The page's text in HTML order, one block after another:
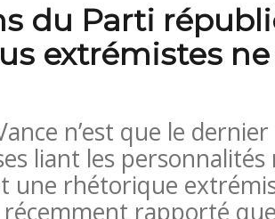
du Parti
extrémistes
n’est que le
liant les
une rhétorique
rapporté